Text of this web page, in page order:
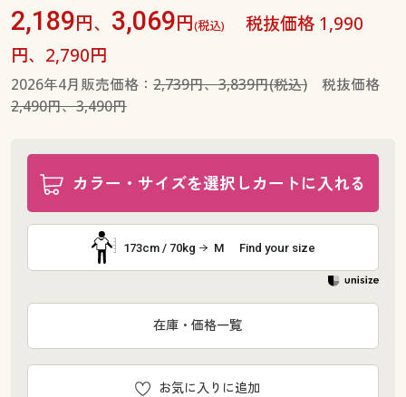
よくある質問とお問い合わせ
2,189円、 3,069円(税込)
税抜価格 1,990
円、2,790円
2026年4月販売価格： 2,739円、3,839円(税込)税抜価格
2,490円、3,490円
カラー・サイズを選択しカートに入れる
173cm / 70kg M Find your size
お気に入りに追加
在庫・価格一覧